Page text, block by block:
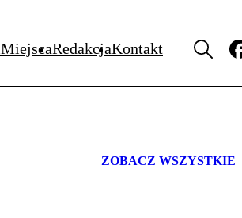
MiejscaRedakcjaKontakt
ZOBACZ WSZYSTKIE